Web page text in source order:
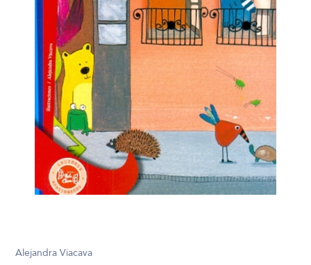
Alejandra Viacava